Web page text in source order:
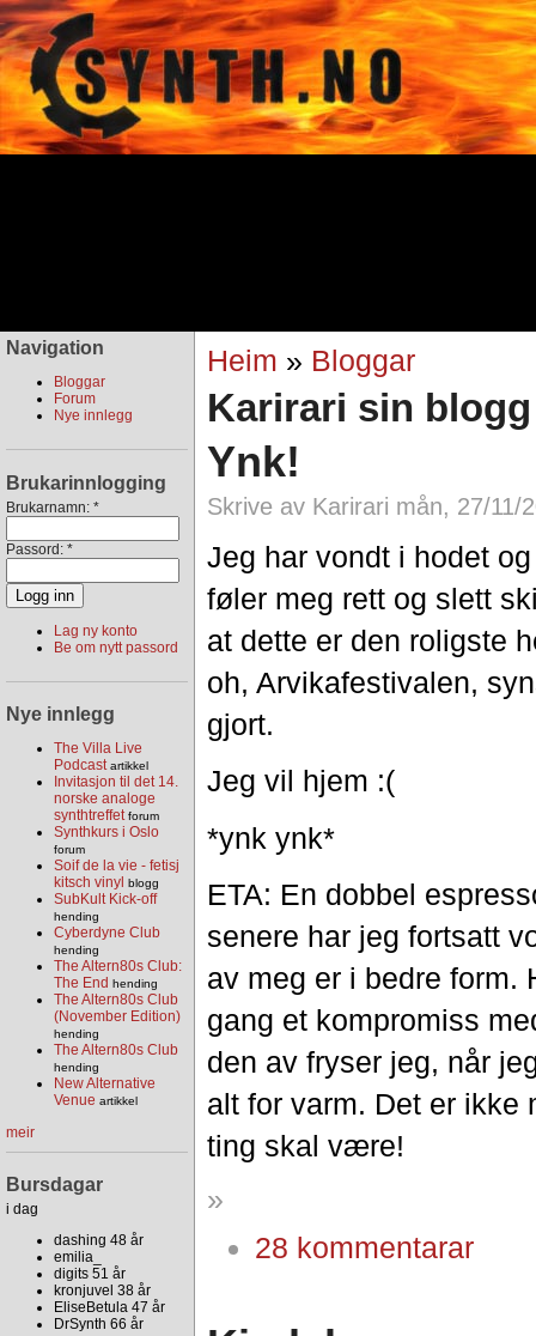
Navigation
Bloggar
Forum
Nye innlegg
Brukarinnlogging
Brukarnamn: *
Passord: *
Lag ny konto
Be om nytt passord
Nye innlegg
The Villa Live
Podcastartikkel
Invitasjon til det 14.
norske analoge
synthtreffet forum
Synthkurs i Oslo
forum
Soif de la vie - fetisj
kitsch vinyl
blogg
SubKult Kick-off
hending
Cyberdyne Club
hending
The Altern80s Club:
The End hending
The Altern80s Club
(November Edition)
hending
The Altern80s Club
hending
New Alternative
Venue artikkel
meir
Bursdagar
i dag
dashing 48 år
emilia_
digits 51 år
kronjuvel 38 år
EliseBetula 47 år
DrSynth 66 år
Heim » Bloggar
Karirari sin blogg
Ynk!
Skrive av Karirari mån, 27/11/
Jeg har vondt i hodet
føler meg rett og slett
at dette er den roligste
oh, Arvikafestivalen,
gjort.
Jeg vil hjem :(
*ynk ynk*
ETA: En dobbel
senere har jeg fortsatt
av meg er i bedre form.
gang et kompromiss
den av fryser jeg, når
alt for varm. Det er ikke
ting skal være!
»
28 kommentarar